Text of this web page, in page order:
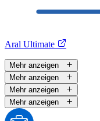
Aral Ultimate
Mehr anzeigen
Mehr anzeigen
Mehr anzeigen
Mehr anzeigen